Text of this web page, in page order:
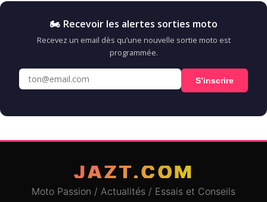
🏍️ Recevoir les alertes sorties moto
Recevez un email dès qu’une nouvelle sortie moto est
programmée.
S’inscrire
JAZT.COM
Moto Passion / Actualités / Essais et Conseils